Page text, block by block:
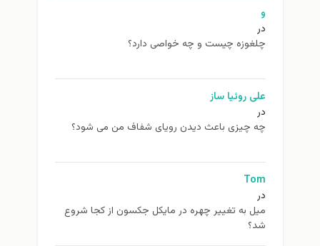
و
در
چلغوزه چیست و چه خواصی دارد؟
علی روئیا ساز
در
چه چیزی باعث دیدن رویای شفاف من می شود؟
Tom
در
ميل به تغيير چهره در مایکل جکسون از كجا شروع
شد؟